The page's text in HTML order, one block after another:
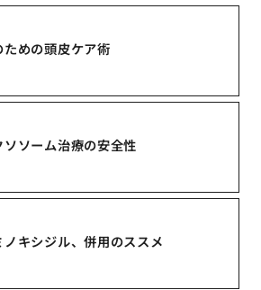
めの頭皮ケア術
ソーム治療の安全性
キシジル、併用のススメ